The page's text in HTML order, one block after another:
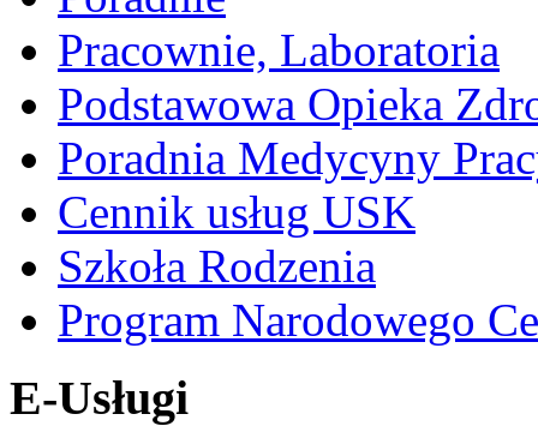
Pracownie, Laboratoria
Podstawowa Opieka
Poradnia Medycyny
Cennik usług USK
Szkoła Rodzenia
Program Narodowego
E-Usługi